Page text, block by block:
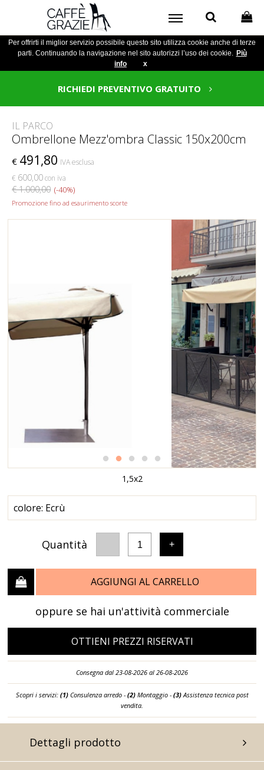
Per offrirti il miglior servizio possibile questo sito utilizza cookie anche di terze
parti. Continuando la navigazione nel sito autorizzi l’uso dei cookie. Più
info
x
RICHIEDI PREVENTIVO GRATUITO
IL PARCO
Ombrellone Mezz'ombra Classic 150x200cm
€ 491,80 IVA esclusa
€ 600,00con iva
€ 1.000,00 (-40%)
Promozione fino ad esaurimento scorte
1,5x2
colore: Ecrù
Quantità 1 +
AGGIUNGI AL CARRELLO
oppure se hai un'attività commerciale
OTTIENI PREZZI RISERVATI
Consegna dal 23-08-2026 al 26-08-2026
Scopri i servizi: (1)Consulenza arredo - (2)Montaggio - (3)Assistenza tecnica post
vendita.
Dettagli prodotto